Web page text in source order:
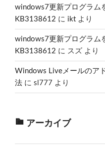
windows7更新プログラム
KB3138612 に ikt より
windows7更新プログラム
KB3138612 に スズ より
Windows Liveメールのア
法 に sl777 より
アーカイブ